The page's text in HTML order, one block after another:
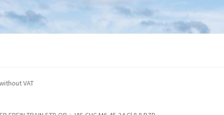
indicated without VAT